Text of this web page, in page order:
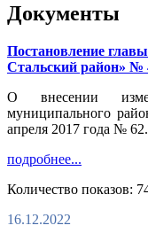
Документы
Постановление
Стальский район» №
О внесении
муниципального
апреля 2017 года № 62.
подробнее...
Количество показов:
16.12.2022